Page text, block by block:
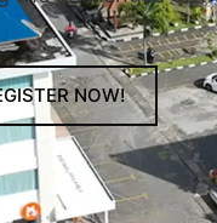
NOW!